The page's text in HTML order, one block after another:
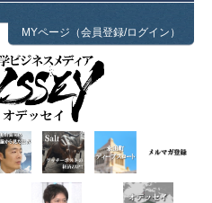
MYページ（会員登録/ログイン）